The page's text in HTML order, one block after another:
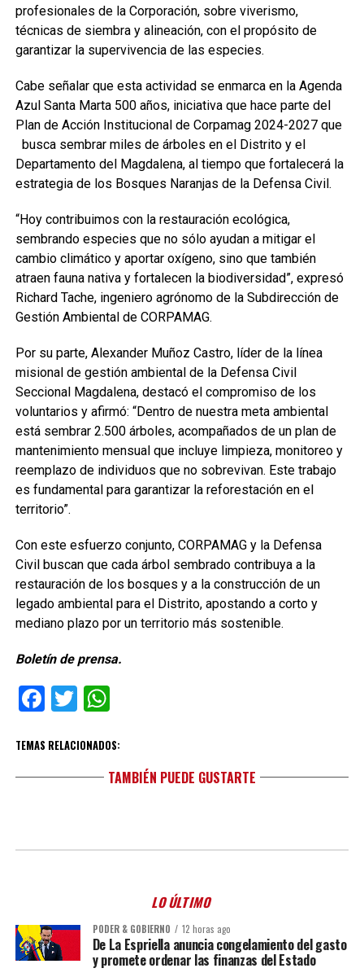
profesionales de la Corporación, sobre viverismo,
técnicas de siembra y alineación, con el propósito de
garantizar la supervivencia de las especies.
Cabe señalar que esta actividad se enmarca en la Agenda
Azul Santa Marta 500 años, iniciativa que hace parte del
Plan de Acción Institucional de Corpamag 2024-2027 que
busca sembrar miles de árboles en el Distrito y el
Departamento del Magdalena, al tiempo que fortalecerá la
estrategia de los Bosques Naranjas de la Defensa Civil.
“Hoy contribuimos con la restauración ecológica,
sembrando especies que no sólo ayudan a mitigar el
cambio climático y aportar oxígeno, sino que también
atraen fauna nativa y fortalecen la biodiversidad”, expresó
Richard Tache, ingeniero agrónomo de la Subdirección de
Gestión Ambiental de CORPAMAG.
Por su parte, Alexander Muñoz Castro, líder de la línea
misional de gestión ambiental de la Defensa Civil
Seccional Magdalena, destacó el compromiso de los
voluntarios y afirmó: “Dentro de nuestra meta ambiental
está sembrar 2.500 árboles, acompañados de un plan de
mantenimiento mensual que incluye limpieza, monitoreo y
reemplazo de individuos que no sobrevivan. Este trabajo
es fundamental para garantizar la reforestación en el
territorio”.
Con este esfuerzo conjunto, CORPAMAG y la Defensa
Civil buscan que cada árbol sembrado contribuya a la
restauración de los bosques y a la construcción de un
legado ambiental para el Distrito, apostando a corto y
mediano plazo por un territorio más sostenible.
Boletín de prensa.
Facebook
TwitterWhatsApp
TEMAS RELACIONADOS:
TAMBIÉN PUEDE GUSTARTE
LO ÚLTIMO
PODER & GOBIERNO 12 horas ago
De La Espriella anuncia congelamiento del gasto
y promete ordenar las finanzas del Estado